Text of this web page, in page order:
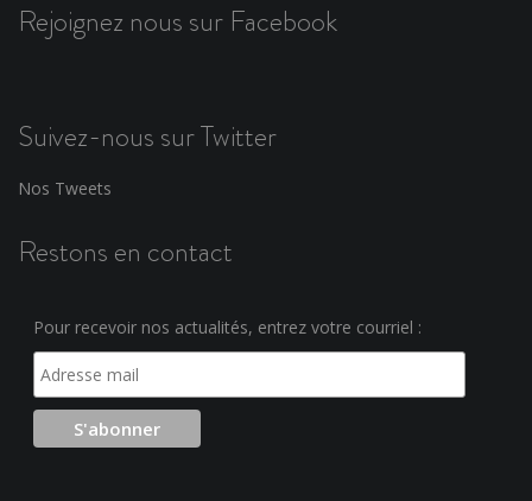
Rejoignez nous sur Facebook
Suivez-nous sur Twitter
Nos Tweets
Restons en contact
Pour recevoir nos actualités, entrez votre courriel :